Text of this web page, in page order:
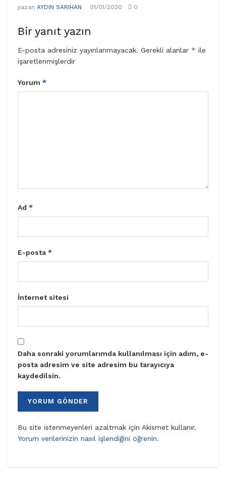
yazan AYDIN SARIHAN 01/01/2020 0
Bir yanıt yazın
E-posta adresiniz yayınlanmayacak. Gerekli alanlar * ile
işaretlenmişlerdir
Yorum *
Ad *
E-posta *
İnternet sitesi
Daha sonraki yorumlarımda kullanılması için adım, e-
posta adresim ve site adresim bu tarayıcıya
kaydedilsin.
Bu site istenmeyenleri azaltmak için Akismet kullanır.
Yorum verilerinizin nasıl işlendiğini öğrenin.